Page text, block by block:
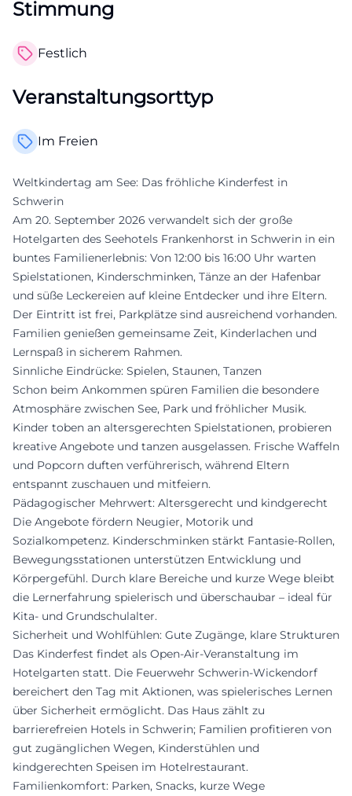
Stimmung
Festlich
Veranstaltungsorttyp
Im Freien
Weltkindertag am See: Das fröhliche Kinderfest in
Schwerin
Am 20. September 2026 verwandelt sich der große
Hotelgarten des Seehotels Frankenhorst in Schwerin in ein
buntes Familienerlebnis: Von 12:00 bis 16:00 Uhr warten
Spielstationen, Kinderschminken, Tänze an der Hafenbar
und süße Leckereien auf kleine Entdecker und ihre Eltern.
Der Eintritt ist frei, Parkplätze sind ausreichend vorhanden.
Familien genießen gemeinsame Zeit, Kinderlachen und
Lernspaß in sicherem Rahmen.
Sinnliche Eindrücke: Spielen, Staunen, Tanzen
Schon beim Ankommen spüren Familien die besondere
Atmosphäre zwischen See, Park und fröhlicher Musik.
Kinder toben an altersgerechten Spielstationen, probieren
kreative Angebote und tanzen ausgelassen. Frische Waffeln
und Popcorn duften verführerisch, während Eltern
entspannt zuschauen und mitfeiern.
Pädagogischer Mehrwert: Altersgerecht und kindgerecht
Die Angebote fördern Neugier, Motorik und
Sozialkompetenz. Kinderschminken stärkt Fantasie-Rollen,
Bewegungsstationen unterstützen Entwicklung und
Körpergefühl. Durch klare Bereiche und kurze Wege bleibt
die Lernerfahrung spielerisch und überschaubar – ideal für
Kita- und Grundschulalter.
Sicherheit und Wohlfühlen: Gute Zugänge, klare Strukturen
Das Kinderfest findet als Open-Air-Veranstaltung im
Hotelgarten statt. Die Feuerwehr Schwerin-Wickendorf
bereichert den Tag mit Aktionen, was spielerisches Lernen
über Sicherheit ermöglicht. Das Haus zählt zu
barrierefreien Hotels in Schwerin; Familien profitieren von
gut zugänglichen Wegen, Kinderstühlen und
kindgerechten Speisen im Hotelrestaurant.
Familienkomfort: Parken, Snacks, kurze Wege